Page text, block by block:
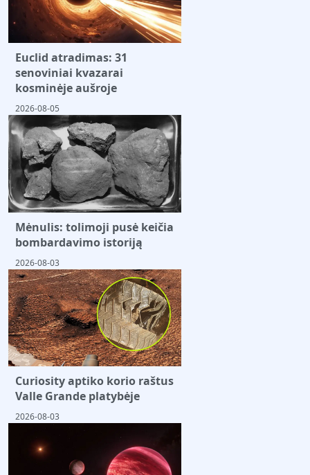
Euclid atradimas: 31
senoviniai kvazarai
kosminėje aušroje
2026-08-05
Mėnulis: tolimoji pusė keičia
bombardavimo istoriją
2026-08-03
Curiosity aptiko korio raštus
Valle Grande platybėje
2026-08-03